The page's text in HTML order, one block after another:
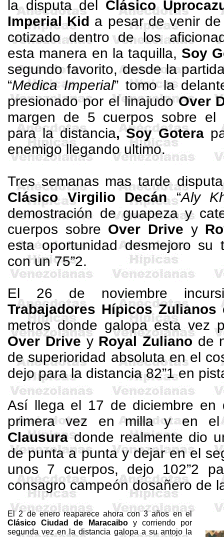
la disputa del Clásico
ImperialKid a pesar de venir
cotizado dentro de los
esta manera en la taquilla, Soy
segundo favorito, desde la
“Medica Imperial” tomo la
presionado por el linajudoOver
margen de 5 cuerpos sobre el
para la distancia, Soy Gotera
enemigo llegando ultimo.
Tres semanas mas tarde
Clásico VirgilioDecán “Aly
demostración de guapeza y
cuerpos sobre Over Drive y
esta oportunidad desmejoro su
con un 75”2.
El 26 de noviembre
Trabajadores Hípicos Zulianos
metrosdonde galopa esta vez
OverDrivey Royal Zulianode
de superioridad absoluta en el
dejo para la distancia 82”1 en
Así llega el 17 de diciembre en
primera vez en milla y en
Clausuradonde realmente dio
de punta a punta y dejar en el
unos 7 cuerpos, dejo 102”2
consagro campeóndosañero de
El 2 de enero reaparece ahora con 3 años en el
Clásico Ciudad de Maracaiboy corriendo por
segundavezen la distancia galopa a su antojo la